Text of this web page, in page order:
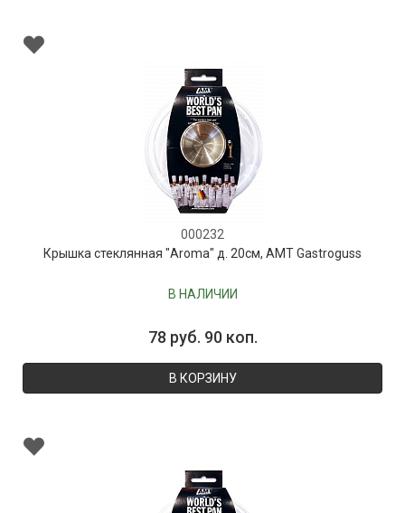
000232
Крышка стеклянная "Aroma" д. 20см, AMT Gastroguss
В НАЛИЧИИ
78 руб. 90 коп.
В КОРЗИНУ